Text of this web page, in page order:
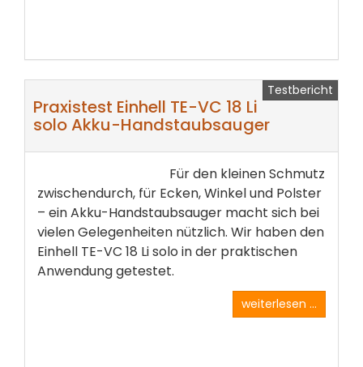
Testbericht
Praxistest Einhell TE-VC 18 Li
solo Akku-Handstaubsauger
Für den kleinen Schmutz
zwischendurch, für Ecken, Winkel­ und Polster
– ein Akku-Handstaubsauger macht sich bei
vielen Gelegenheiten nützlich. Wir haben den
Einhell­ TE-VC 18 Li solo in der praktischen
Anwendung getestet.
weiterlesen ...